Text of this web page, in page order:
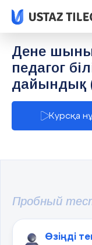
Дене
педагог
дайындық
Курсқа
Пробный
Өзіңді